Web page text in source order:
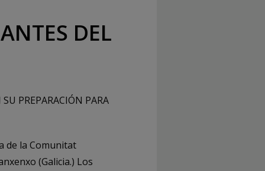
DEL
PREPARACIÓN PARA
de la Comunitat
(Galicia.) Los